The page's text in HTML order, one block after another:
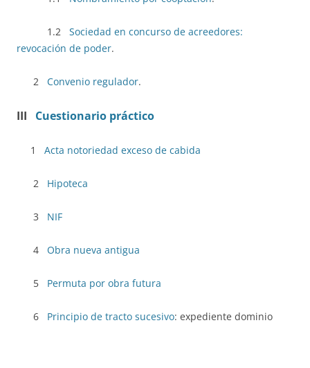
1.2 Sociedad en concurso de acreedores:
revocación de poder.
2 Convenio regulador.
III Cuestionario práctico
1 Acta notoriedad exceso de cabida
2 Hipoteca
3 NIF
4 Obra nueva antigua
5 Permuta por obra futura
6 Principio de tracto sucesivo: expediente dominio